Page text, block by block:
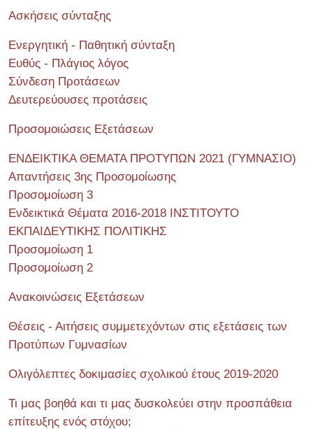
Ασκήσεις σύνταξης
Ενεργητική - Παθητική σύνταξη
Ευθύς - Πλάγιος λόγος
Σύνδεση Προτάσεων
Δευτερεύουσες προτάσεις
Προσομοιώσεις Εξετάσεων
ΕΝΔΕΙΚΤΙΚΑ ΘΕΜΑΤΑ ΠΡΟΤΥΠΩΝ 2021 (ΓΥΜΝΑΣΙΟ)
Απαντήσεις 3ης Προσομοίωσης
Προσομοίωση 3
Ενδεικτικά Θέματα 2016-2018 ΙΝΣΤΙΤΟΥΤΟ
ΕΚΠΑΙΔΕΥΤΙΚΗΣ ΠΟΛΙΤΙΚΗΣ
Προσομοίωση 1
Προσομοίωση 2
Ανακοινώσεις Εξετάσεων
Θέσεις - Αιτήσεις συμμετεχόντων στις εξετάσεις των
Προτύπων Γυμνασίων
Ολιγόλεπτες δοκιμασίες σχολικού έτους 2019-2020
Τι μας βοηθά και τι μας δυσκολεύει στην προσπάθεια
επίτευξης ενός στόχου;